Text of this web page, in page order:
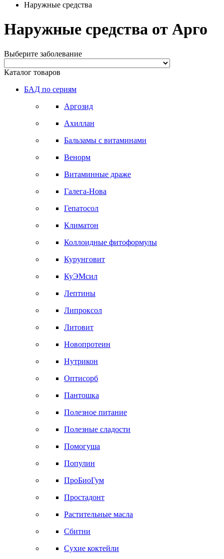
Наружные средства
Наружные средства от Арго
Выберите заболевание
Каталог товаров
БАД по сериям
Аргозид
Ахиллан
Бальзамы с витаминами
Венорм
Витаминные драже
Галега-Нова
Гепатосол
Климатон
Коллоидные фитоформулы
Курунговит
КуЭМсил
Лептины
Липроксол
Литовит
Новопротеин
Нутрикон
Оптисорб
Пантошка
Полезное питание
Полезные сладости
Помогуша
Популин
ПроБиоГум
Простадонт
Растительные масла
Сбитни
Сухие коктейли